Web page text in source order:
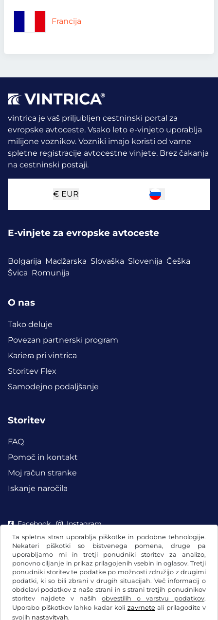
Ta spletna stran uporablja piškotke in podobne tehnologije.
Nekateri piškotki so bistvenega pomena, druge pa
uporabljamo mi in tretji ponudniki storitev za analizo,
ponovno ciljanje in prikaz prilagojenih vsebin in oglasov. Tretji
ponudniki storitev te podatke po možnosti združijo z drugimi
podatki, ki so bili zbrani v drugih situacijah. Več informacij o
obdelavi podatkov z naše strani in s strani tretjih ponudnikov
storitev najdete v naših obvestilih o varstvu podatkov.
Uporabo piškotkov lahko kadar koli zavrneteali prilagodite v
svojih nastavitvah.
Francija
vintrica je vaš priljubljen cestninski portal za
evropske avtoceste. Vsako leto e-vinjeto uporablja
milijone voznikov. Vozniki imajo koristi od varne
spletne registracije avtocestne vinjete. Brez čakanja
na cestninski postaji.
€ EUR
E-vinjete za evropske avtoceste
Bolgarija Madžarska Slovaška Slovenija Češka
Švica Romunija
O nas
Tako deluje
Povezan partnerski program
Kariera pri vintrica
Storitev Flex
Samodejno podaljšanje
Storitev
FAQ
Pomoč in kontakt
Moj račun stranke
Iskanje naročila
Facebook Instagram